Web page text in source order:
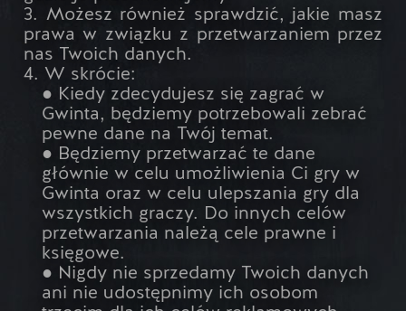
3. Możesz również sprawdzić, jakie masz
prawa w związku z przetwarzaniem przez
nas Twoich danych.
4. W skrócie:
● Kiedy zdecydujesz się zagrać w
Gwinta, będziemy potrzebowali zebrać
pewne dane na Twój temat.
● Będziemy przetwarzać te dane
głównie w celu umożliwienia Ci gry w
Gwinta oraz w celu ulepszania gry dla
wszystkich graczy. Do innych celów
przetwarzania należą cele prawne i
księgowe.
● Nigdy nie sprzedamy Twoich danych
ani nie udostępnimy ich osobom